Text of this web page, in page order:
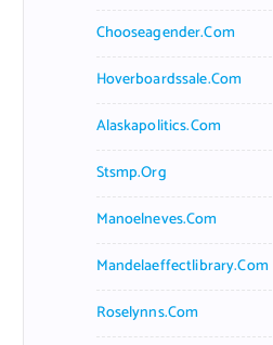
Chooseagender.com
Hoverboardssale.com
Alaskapolitics.com
Stsmp.org
Manoelneves.com
Mandelaeffectlibrary.com
Roselynns.com